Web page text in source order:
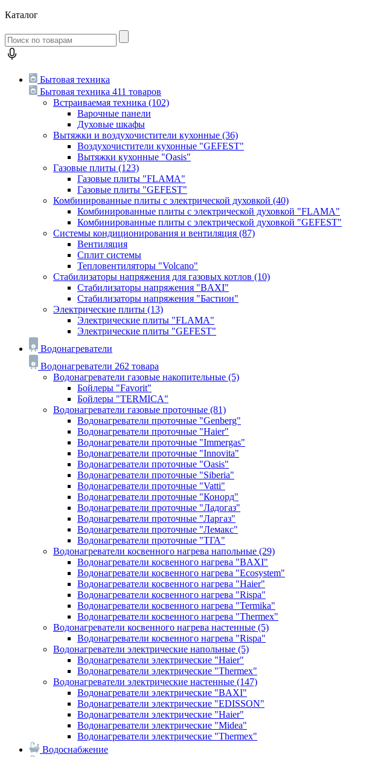
Каталог
Бытовая техника
Бытовая техника 411 товаров
Встраиваемая техника (102)
Варочные панели
Духовые шкафы
Вытяжки и воздухочистители кухонные (36)
Воздухочистители кухонные "GEFEST"
Вытяжки кухонные "Oasis"
Газовые плиты (123)
Газовые плиты "FLAMA"
Газовые плиты "GEFEST"
Комбинированные плиты с электрической духовкой (40)
Комбинированные плиты с электрической духовкой "FLAMA"
Комбинированные плиты с электрической духовкой "GEFEST"
Системы кондиционирования и вентиляция (87)
Вентиляция
Сплит системы
Тепловентиляторы "Volcano"
Стабилизаторы напряжения для газовых котлов (10)
Стабилизаторы напряжения "BAXI"
Стабилизаторы напряжения "Бастион"
Электрические плиты (13)
Электрические плиты "FLAMA"
Электрические плиты "GEFEST"
Водонагреватели
Водонагреватели 262 товара
Водонагреватели газовые накопительные (5)
Бойлеры "Favorit"
Бойлеры "TERMICA"
Водонагреватели газовые проточные (81)
Водонагреватели проточные "Genberg"
Водонагреватели проточные "Haier"
Водонагреватели проточные "Immergas"
Водонагреватели проточные "Innovita"
Водонагреватели проточные "Oasis"
Водонагреватели проточные "Siberia"
Водонагреватели проточные "Vatti"
Водонагреватели проточные "Конорд"
Водонагреватели проточные "Ладогаз"
Водонагреватели проточные "Ларгаз"
Водонагреватели проточные "Лемакс"
Водонагреватели проточные "ТГА"
Водонагреватели косвенного нагрева напольные (29)
Водонагреватели косвенного нагрева "BAXI"
Водонагреватели косвенного нагрева "Ecosystem"
Водонагреватели косвенного нагрева "Haier"
Водонагреватели косвенного нагрева "Rispa"
Водонагреватели косвенного нагрева "Termika"
Водонагреватели косвенного нагрева "Thermex"
Водонагреватели косвенного нагрева настенные (5)
Водонагреватели косвенного нагрева "Rispa"
Водонагреватели электрические напольные (5)
Водонагреватели электрические "Haier"
Водонагреватели электрические "Thermex"
Водонагреватели электрические настенные (147)
Водонагреватели электрические "BAXI"
Водонагреватели электрические "EDISSON"
Водонагреватели электрические "Haier"
Водонагреватели электрические "Midea"
Водонагреватели электрические "Thermex"
Водоснабжение